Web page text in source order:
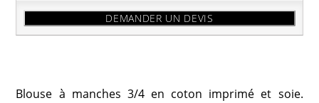
DEMANDER UN DEVIS
Blouse à manches 3/4 en coton imprimé et soie.